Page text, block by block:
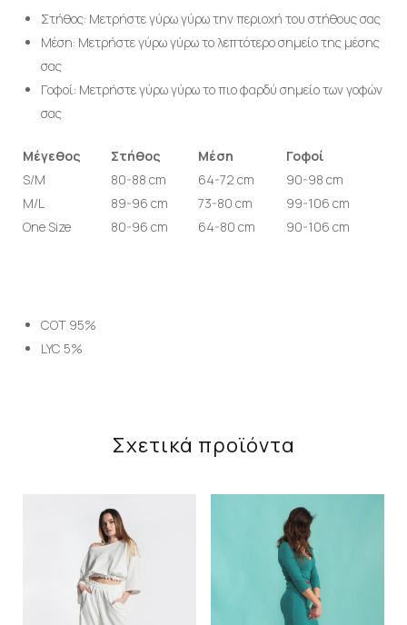
Στήθος: Μετρήστε γύρω γύρω την περιοχή του στήθους σας
Μέση: Μετρήστε γύρω γύρω το λεπτότερο σημείο της μέσης
σας
Γοφοί: Μετρήστε γύρω γύρω το πιο φαρδύ σημείο των γοφών
σας
Μέγεθος Στήθος Μέση
Γοφοί
S/M
80-88 cm 64-72 cm
90-98 cm
M/L
89-96 cm 73-80 cm
99-106 cm
One Size
80-96 cm 64-80 cm 90-106 cm
COT 95%
LYC 5%
Σχετικά προϊόντα